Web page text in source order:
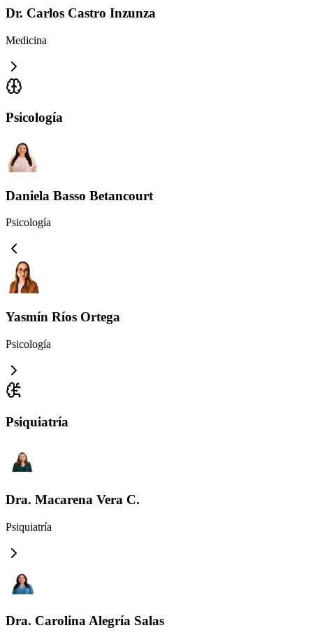
Dr. Carlos Castro Inzunza
Medicina
Psicología
Daniela Basso Betancourt
Psicología
Yasmín Ríos Ortega
Psicología
Psiquiatría
Dra. Macarena Vera C.
Psiquiatría
Dra. Carolina Alegría Salas